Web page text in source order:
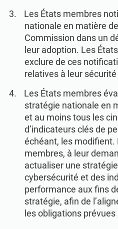
Les États membres
nationale en matière
Commission dans un
leur adoption. Les
exclure de ces
relatives à leur
Les États membres
stratégie nationale en
et au moins tous les
d’indicateurs clés de
échéant, les modifient.
membres, à leur
actualiser une
cybersécurité et des
performance aux fins
stratégie, afin de
les obligations